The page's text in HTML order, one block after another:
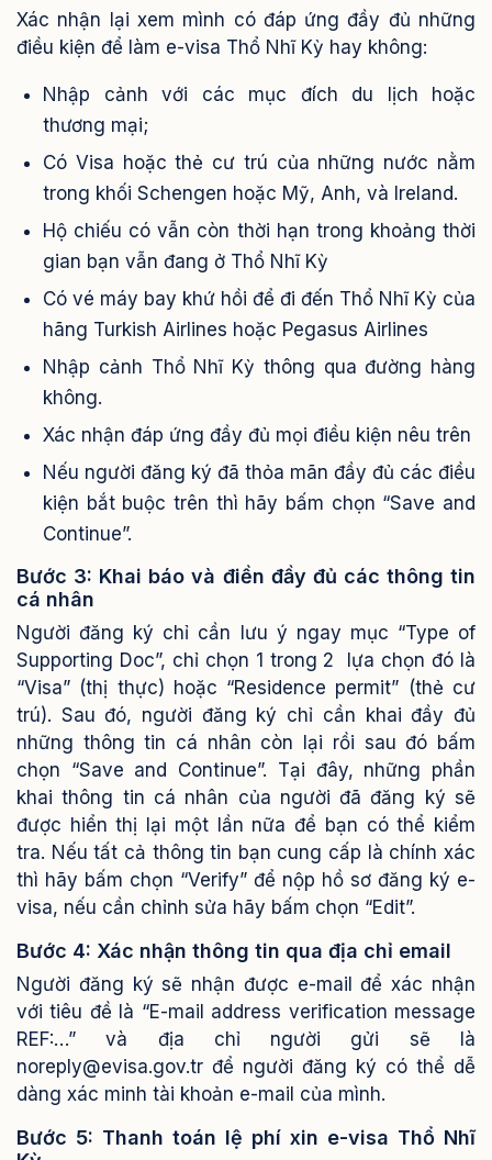
Xác nhận lại xem mình có đáp ứng đầy đủ những
điều kiện để làm e-visa Thổ Nhĩ Kỳ hay không:
Nhập cảnh với các mục đích du lịch hoặc
thương mại;
Có Visa hoặc thẻ cư trú của những nước nằm
trong khối Schengen hoặc Mỹ, Anh, và Ireland.
Hộ chiếu có vẫn còn thời hạn trong khoảng thời
gian bạn vẫn đang ở Thổ Nhĩ Kỳ
Có vé máy bay khứ hồi để đi đến Thổ Nhĩ Kỳ của
hãng Turkish Airlines hoặc Pegasus Airlines
Nhập cảnh Thổ Nhĩ Kỳ thông qua đường hàng
không.
Xác nhận đáp ứng đầy đủ mọi điều kiện nêu trên
Nếu người đăng ký đã thỏa mãn đầy đủ các điều
kiện bắt buộc trên thì hãy bấm chọn “Save and
Continue”.
Bước 3: Khai báo và điền đầy đủ các thông tin
cá nhân
Người đăng ký chỉ cần lưu ý ngay mục “Type of
Supporting Doc”, chỉ chọn 1 trong 2 lựa chọn đó là
“Visa” (thị thực) hoặc “Residence permit” (thẻ cư
trú). Sau đó, người đăng ký chỉ cần khai đầy đủ
những thông tin cá nhân còn lại rồi sau đó bấm
chọn “Save and Continue”. Tại đây, những phần
khai thông tin cá nhân của người đã đăng ký sẽ
được hiển thị lại một lần nữa để bạn có thể kiểm
tra. Nếu tất cả thông tin bạn cung cấp là chính xác
thì hãy bấm chọn “Verify” để nộp hồ sơ đăng ký e-
visa, nếu cần chỉnh sửa hãy bấm chọn “Edit”.
Bước 4: Xác nhận thông tin qua địa chỉ email
Người đăng ký sẽ nhận được e-mail để xác nhận
với tiêu đề là “E-mail address verification message
REF:…” và địa chỉ người gửi sẽ là
noreply@evisa.gov.tr để người đăng ký có thể dễ
dàng xác minh tài khoản e-mail của mình.
Bước 5: Thanh toán lệ phí xin e-visa Thổ Nhĩ